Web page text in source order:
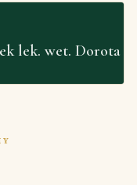
lek. wet. Dorota